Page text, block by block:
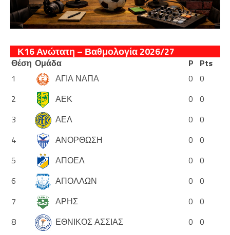
Κ16 Ανώτατη – Βαθμολογία 2026/27
Θέση Ομάδα P Pts
1
ΑΓΙΑ ΝΑΠΑ 0 0
2
ΑΕΚ 0 0
3
ΑΕΛ 0 0
4
ΑΝΟΡΘΩΣΗ 0 0
5
ΑΠΟΕΛ 0 0
6
ΑΠΟΛΛΩΝ 0 0
7
ΑΡΗΣ 0 0
8
ΕΘΝΙΚΟΣ ΑΣΣΙΑΣ 0 0